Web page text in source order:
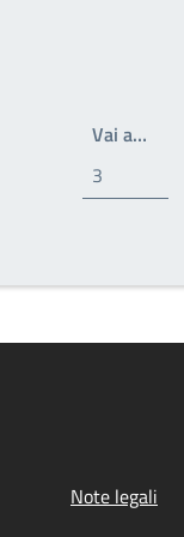
pagina
Vai a…
Note legali